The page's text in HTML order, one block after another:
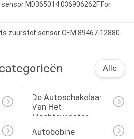
MD365014 036906262F For
zuurstof sensor OEM 89467-12880
Alle
De Autoschakelaar
Van Het
Machtsvenster
Autobobine